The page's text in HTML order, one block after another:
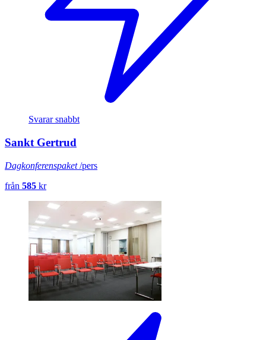
Svarar snabbt
Sankt Gertrud
Dagkonferenspaket/pers
från 585 kr